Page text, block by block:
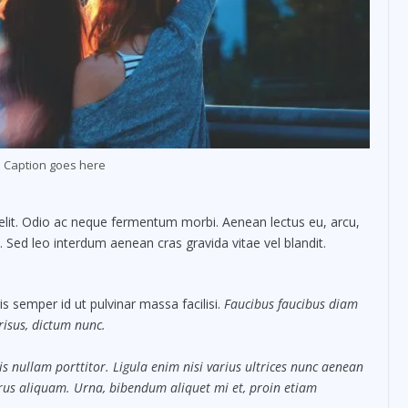
Caption goes here
Odio ac neque fermentum morbi. Aenean lectus eu, arcu,
leo interdum aenean cras gravida vitae vel blandit.
semper id ut pulvinar massa facilisi. Faucibus faucibus diam
dictum nunc.
nullam porttitor. Ligula enim nisi varius ultrices nunc aenean
aliquam. Urna, bibendum aliquet mi et, proin etiam